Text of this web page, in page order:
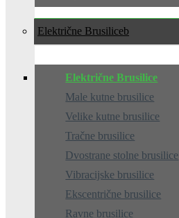
Električne Brusilice
Električne Brusilice
Male kutne brusilice
Velike kutne brusilice
Tračne brusilice
Dvostrane stolne brusilice
Vibracijske brusilice
Ekscentrične brusilice
Ravne brusilice